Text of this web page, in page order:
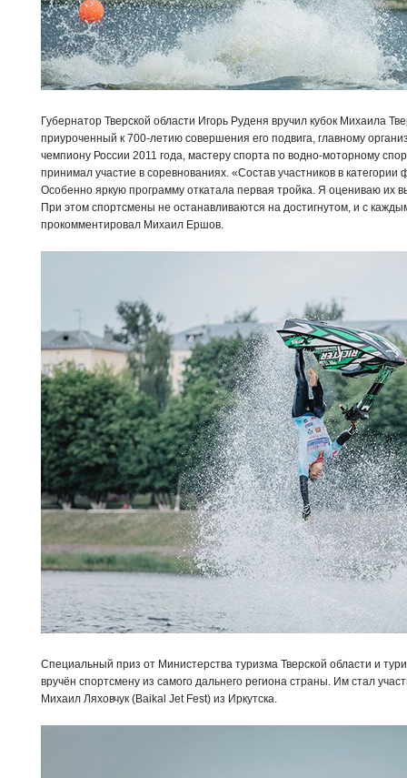
Губернатор Тверской области Игорь Руденя вручил кубок Михаила
приуроченный к 700-летию совершения его подвига, главному
чемпиону России 2011 года, мастеру спорта по водно-моторному
принимал участие в соревнованиях. «Состав участников в
Особенно яркую программу откатала первая тройка. Я оцениваю их
При этом спортсмены не останавливаются на достигнутом, и с
прокомментировал Михаил Ершов.
Специальный приз от Министерства туризма Тверской области и
вручён спортсмену из самого дальнего региона страны. Им стал
Михаил Ляховчук (Baikal Jet Fest) из Иркутска.